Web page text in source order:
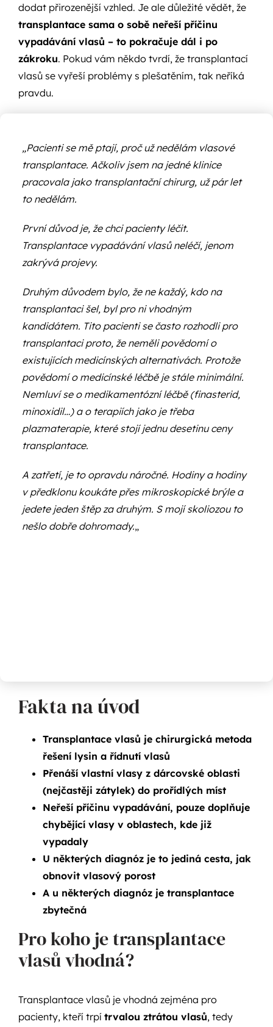
dodat přirozenější vzhled. Je ale důležité vědět, že
transplantace sama o sobě neřeší příčinu
vypadávání vlasů – to pokračuje dál i po
zákroku. Pokud vám někdo tvrdí, že transplantací
vlasů se vyřeší problémy s plešatěním, tak neříká
pravdu.
„Pacienti se mě ptají, proč už nedělám vlasové
transplantace. Ačkoliv jsem na jedné klinice
pracovala jako transplantační chirurg, už pár let
to nedělám.
První důvod je, že chci pacienty léčit.
Transplantace vypadávání vlasů neléčí, jenom
zakrývá projevy.
Druhým důvodem bylo, že ne každý, kdo na
transplantaci šel, byl pro ni vhodným
kandidátem. Tito pacienti se často rozhodli pro
transplantaci proto, že neměli povědomí o
existujících medicínských alternativách. Protože
povědomí o medicínské léčbě je stále minimální.
Nemluví se o medikamentózní léčbě (finasterid,
minoxidil…) a o terapiích jako je třeba
plazmaterapie, které stojí jednu desetinu ceny
transplantace.
A zatřetí, je to opravdu náročné. Hodiny a hodiny
v předklonu koukáte přes mikroskopické brýle a
jedete jeden štěp za druhým. S mojí skoliozou to
nešlo dobře dohromady.„
Fakta na úvod
Transplantace vlasů je chirurgická metoda
řešení lysin a řídnutí vlasů
Přenáší vlastní vlasy z dárcovské oblasti
(nejčastěji zátylek) do prořídlých míst
Neřeší příčinu vypadávání, pouze doplňuje
chybějící vlasy v oblastech, kde již
vypadaly
U některých diagnóz je to jediná cesta, jak
obnovit vlasový porost
A u některých diagnóz je transplantace
zbytečná
Pro koho je transplantace
vlasů vhodná?
Transplantace vlasů je vhodná zejména pro
pacienty, kteří trpí trvalou ztrátou vlasů, tedy